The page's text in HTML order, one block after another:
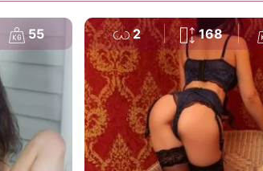
55 2 168